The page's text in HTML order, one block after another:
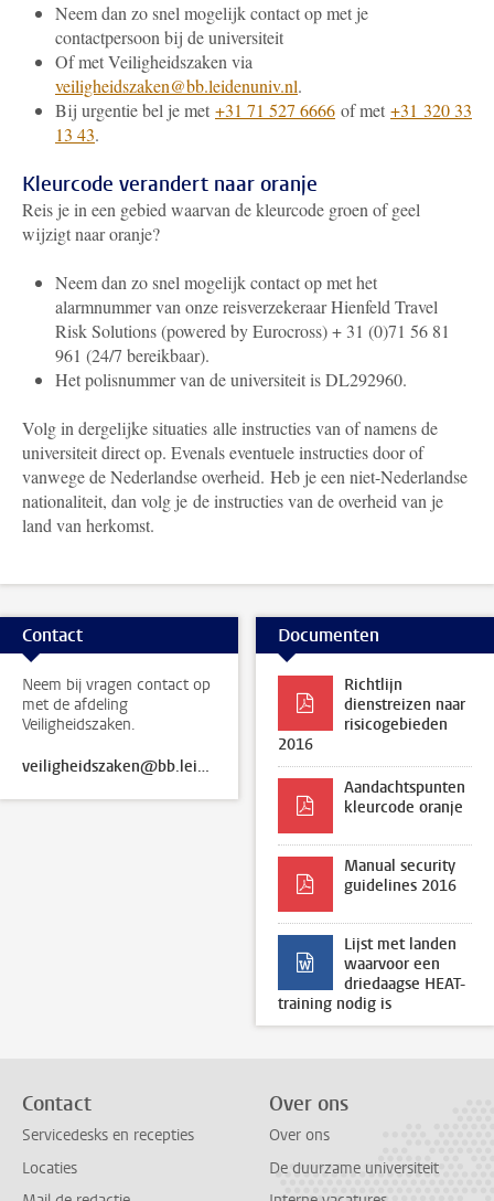
Neem dan zo snel mogelijk contact op met je
contactpersoon bij de universiteit
Of met Veiligheidszaken via
veiligheidszaken@bb.leidenuniv.nl.
Bij urgentie bel je met +31 71 527 6666 of met +31 320 33
13 43.
Kleurcode verandert naar oranje
Reis je in een gebied waarvan de kleurcode groen of geel
wijzigt naar oranje?
Neem dan zo snel mogelijk contact op met het
alarmnummer van onze reisverzekeraar Hienfeld Travel
Risk Solutions (powered by Eurocross) + 31 (0)71 56 81
961 (24/7 bereikbaar).
Het polisnummer van de universiteit is DL292960.
Volg in dergelijke situaties alle instructies van of namens de
universiteit direct op. Evenals eventuele instructies door of
vanwege de Nederlandse overheid. Heb je een niet-Nederlandse
nationaliteit, dan volg je de instructies van de overheid van je
land van herkomst.
Contact
Neem bij vragen contact op
met de afdeling
Veiligheidszaken.
veiligheidszaken@bb.leidenuniv.nl
Documenten
Richtlijn
dienstreizen naar
risicogebieden
2016
Aandachtspunten
kleurcode oranje
Manual security
guidelines 2016
Lijst met landen
waarvoor een
driedaagse HEAT-
training nodig is
Contact
Servicedesks en recepties
Locaties
Over ons
Over ons
De duurzame universiteit